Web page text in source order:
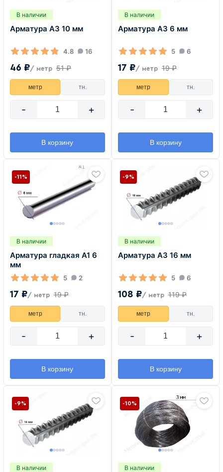
В наличии
Арматура А3 10 мм
4.8 16
46 ₽/ метр 51 ₽
метр тн.
- +
В корзину
В наличии
Арматура А3 6 мм
5 6
17 ₽/ метр 19 ₽
метр тн.
- +
В корзину
В наличии
Арматура гладкая А1 6
мм
5 2
17 ₽/ метр 19 ₽
-11%
метр тн.
- +
В корзину
В наличии
Арматура А3 16 мм
5 6
108 ₽/ метр 119 ₽
-9%
метр тн.
- +
В корзину
В наличии
-9%
В наличии
-10%